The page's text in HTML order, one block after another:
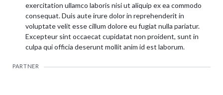
exercitation ullamco laboris nisi ut aliquip ex ea commodo
consequat. Duis aute irure dolor in reprehenderit in
voluptate velit esse cillum dolore eu fugiat nulla pariatur.
Excepteur sint occaecat cupidatat non proident, sunt in
culpa qui officia deserunt mollit anim id est laborum.
PARTNER